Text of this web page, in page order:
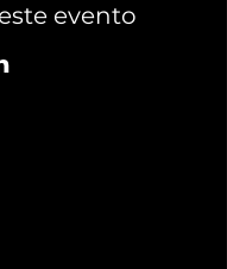
evento